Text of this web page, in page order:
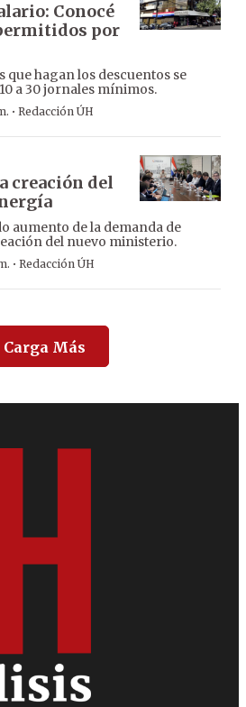
Conocé
por
que hagan los descuentos se
a 30 jornales mínimos.
· Redacción ÚH
creación del
aumento de la demanda de
del nuevo ministerio.
· Redacción ÚH
Carga Más